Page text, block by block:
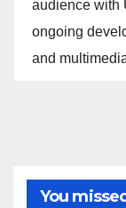
audience with
ongoing
and
You missed